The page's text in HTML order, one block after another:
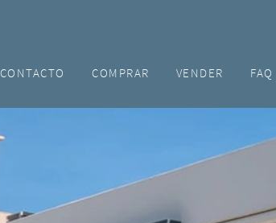
CONTACTO COMPRAR VENDER FAQ